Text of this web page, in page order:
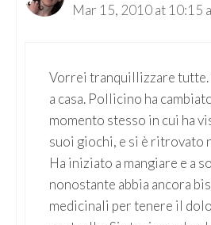
Mar 15, 2010 at 10:15
Vorrei tranquillizzare tutte.
a casa. Pollicino ha
momento stesso in cui ha
suoi giochi, e si è ritrovato
Ha iniziato a mangiare e a
nonostante abbia ancora
medicinali per tenere il